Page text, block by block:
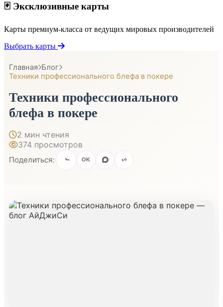
🃏 Эксклюзивные карты
Карты премиум-класса от ведущих мировых производителей
Выбрать карты
Главная Блог
Техники профессионального блефа в покере
Техники профессионального
блефа в покере
2 мин чтения
374 просмотров
Поделиться: OK